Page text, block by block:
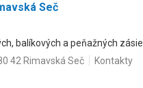
Seč
balíkových a peňažných
42 Rimavská Seč Kontakty